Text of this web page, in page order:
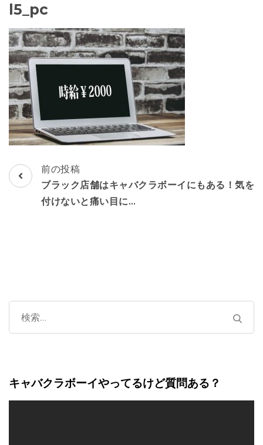
l5_pc
投
稿
ン
前の投稿
ブラック店舗はキャバクラボーイにもある！気を
付けないと痛い目に…
検
索:
キャバクラボーイやってるけど質問ある？